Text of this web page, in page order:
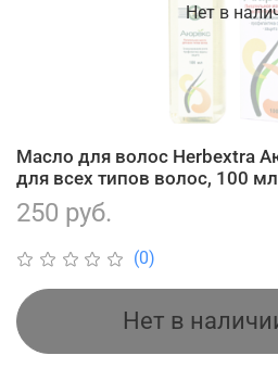
Нет в
(0)
Масло для волос Herbextra
для всех типов волос, 100
250 руб.
Нет в